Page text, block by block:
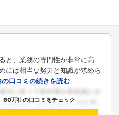
と、業務の専門性が非常に高
には相当な努力と知識が求めら
の口コミの続きを読む
60万社の口コミをチェック